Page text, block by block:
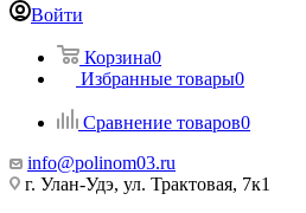
Войти
Корзина0
Избранные товары0
Сравнение товаров0
info@polinom03.ru
г. Улан-Удэ, ул. Трактовая, 7к1